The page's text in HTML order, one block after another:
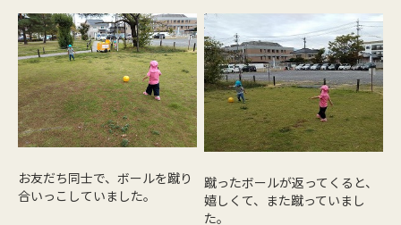
お友だち同士で、ボールを蹴り
合いっこしていました。
蹴ったボールが返ってくると、
嬉しくて、また蹴っていまし
た。